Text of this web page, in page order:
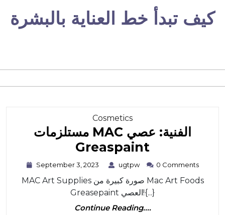
content
كيف تبدأ خط العناية بالبشرة
CosmeticsCategory
مستلزمات MAC الفنية: عصي
Greaspaintمستلزمات
MAC
الفنية:
عصي
Greaspaint
September 3, 2023
September
2023
ugtpw ugtpw0 Comments
MAC Art Supplies صورة كبيرة من Mac Art Foods
Greasepaint العصي!{...}
Continue Reading....Continue